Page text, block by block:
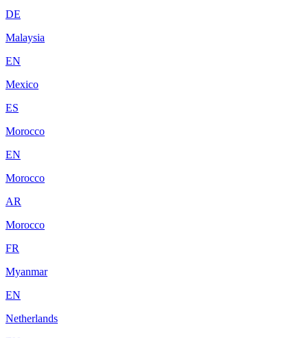
DE
Malaysia
EN
Mexico
ES
Morocco
EN
Morocco
AR
Morocco
FR
Myanmar
EN
Netherlands